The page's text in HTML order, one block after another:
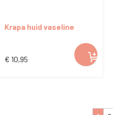
Krapa huid vaseline
€ 10,95